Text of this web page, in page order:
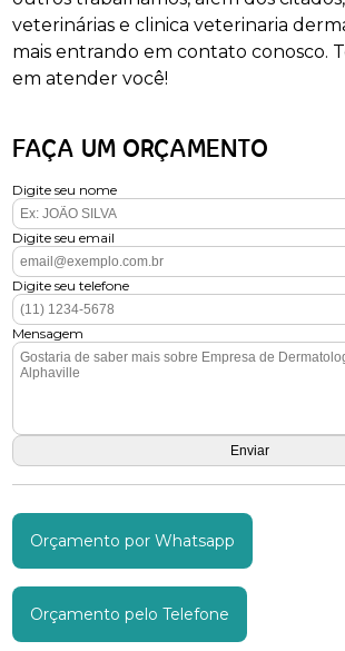
veterinárias e clinica veterinaria
mais entrando em contato conosco.
em atender você!
FAÇA UM ORÇAMENTO
Digite seu nome
Digite seu email
Digite seu telefone
Mensagem
Orçamento por Whatsapp
Orçamento pelo Telefone